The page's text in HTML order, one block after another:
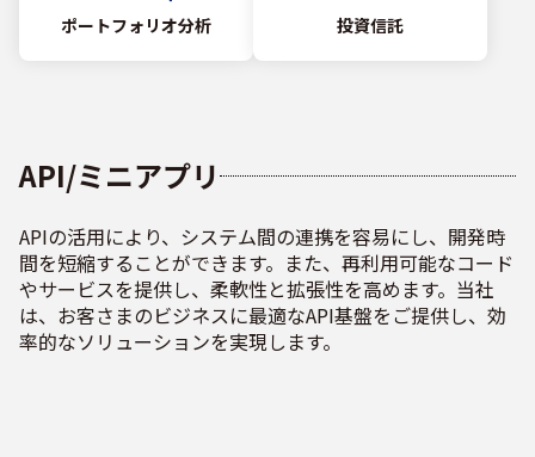
ポートフォリオ分析 投資信託
API/ミニアプリ
APIの活用により、システム間の連携を容易にし、開発時
間を短縮することができます。また、再利用可能なコード
やサービスを提供し、柔軟性と拡張性を高めます。当社
は、お客さまのビジネスに最適なAPI基盤をご提供し、効
率的なソリューションを実現します。